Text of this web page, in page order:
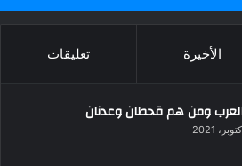
الأخيرة تعليقات
ومن هم قحطان وعدنان